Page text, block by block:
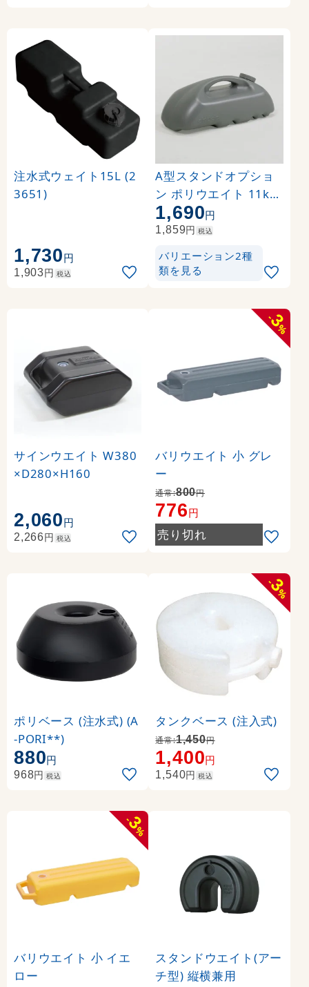
注水式ウェイト15L (2
3651)
1,730円
1,903円 税込
A型スタンドオプショ
ン ポリウエイト 11kg
グレー (M-909)
1,690円
1,859円 税込
バリエーション2種
類を見る
サインウエイト W380
×D280×H160
2,060円
2,266円 税込
-
3
%
バリウエイト 小 グレ
ー
通常:800円
776円
売り切れ
ポリベース (注水式) (A
-PORI**)
880円
968円 税込
-
3
%
タンクベース (注入式)
通常:1,450円
1,400円
1,540円 税込
-
3
%
バリウエイト 小 イエ
ロー
スタンドウエイト(アー
チ型) 縦横兼用